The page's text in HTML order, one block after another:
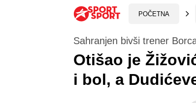
POČETNA
Sahranjen bivši trener
Otišao je
i bol, a